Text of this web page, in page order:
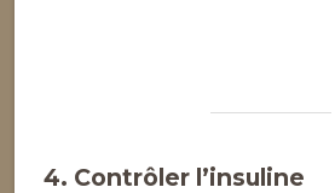
4. Contrôler l’insuline